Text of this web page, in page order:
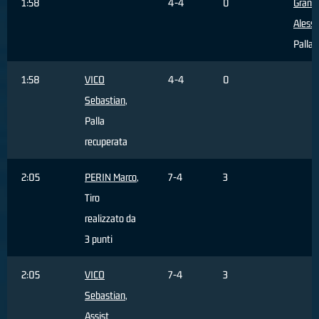
Palla
1:58
VICO
Sebastian,
Palla
recuperata
4-4 0
2:05 PERIN Marco,
Tiro
realizzato da
3 punti
7-4 3
2:05
VICO
Sebastian,
Assist
7-4 3